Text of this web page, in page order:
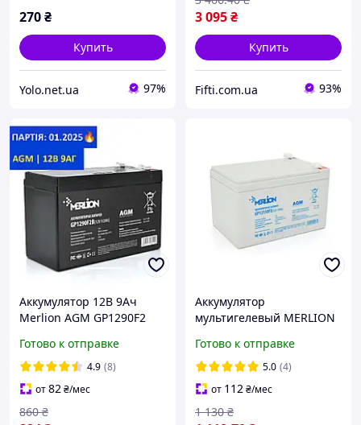
270₴
Купить
Yolo.net.ua 97%
3 095₴
Купить
Fifti.com.ua 93%
Аккумулятор 12В 9Ач
Merlion AGM GP1290F2
ИБП
Готово к отправке
4.9 (8)
от82₴/мес
860 ₴
Аккумулятор
мультигелевый MERLION
(батарея для ИБП)
Готово к отправке
5.0 (4)
от 112₴/мес
1 130 ₴